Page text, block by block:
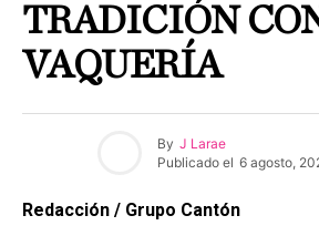
TRADICIÓN
VAQUERÍA
By J Larae
Publicado el 6 agosto,
Redacción / Grupo Cantón